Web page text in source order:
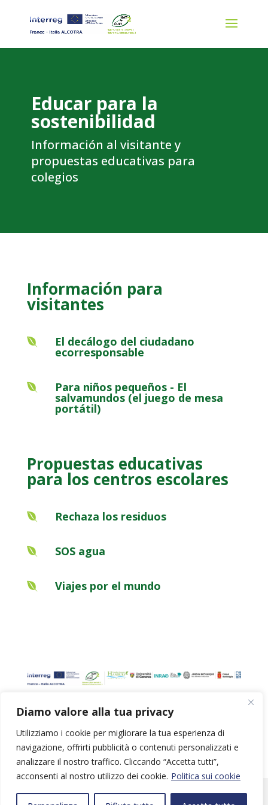
Diamo valore alla tua privacy
Utilizziamo i cookie per migliorare la tua esperienza di
navigazione, offrirti pubblicità o contenuti personalizzati e
analizzare il nostro traffico. Cliccando “Accetta tutti”,
acconsenti al nostro utilizzo dei cookie. Politica sui cookie
Educar para la
sostenibilidad
Información al visitante y
propuestas educativas para
colegios
Información para
visitantes
 El decálogo del ciudadano
ecorresponsable
 Para niños pequeños - El
salvamundos (el juego de mesa
portátil)
Propuestas educativas
para los centros escolares
 Rechaza los residuos
 SOS agua
 Viajes por el mundo
Privacy Policy|Cookie Policy